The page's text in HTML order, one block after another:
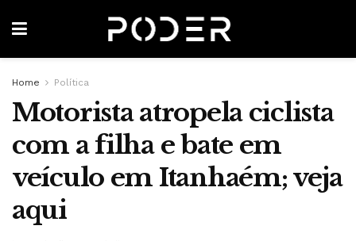
Home Política
Motorista atropela ciclista
com a filha e bate em
veículo em Itanhaém; veja
aqui